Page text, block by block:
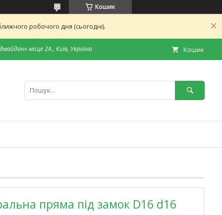
Кошик
робочого дня (сьогодні).
місце 2А., Київ, Україна Кошик
пряма під замок D16 d16